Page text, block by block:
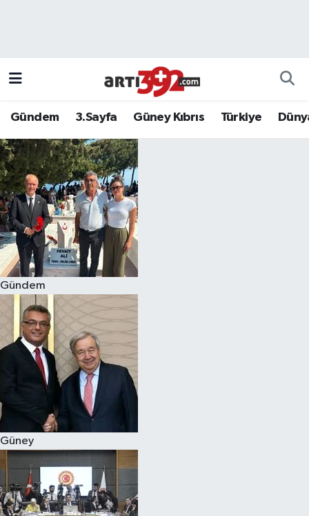
Gündem 3.Sayfa Güney Kıbrıs Türkiye
Gündem
Güney